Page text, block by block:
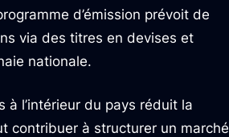
d’émission prévoit de
via des titres en devises et
nationale.
à l’intérieur du pays réduit la
contribuer à structurer un marché